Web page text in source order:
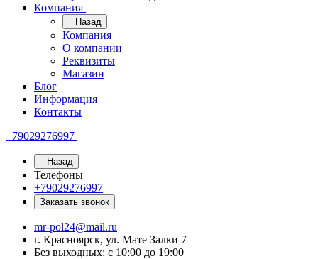
Компания
Назад
Компания
О компании
Реквизиты
Магазин
Блог
Информация
Контакты
+79029276997
Назад
Телефоны
+79029276997
Заказать звонок
mr-pol24@mail.ru
г. Красноярск, ул. Мате Залки 7
Без выходных: с 10:00 до 19:00